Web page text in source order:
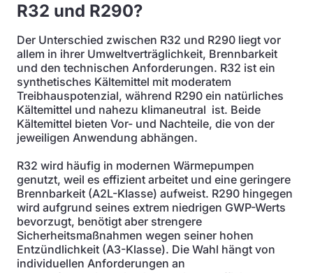
R32 und R290?
Der Unterschied zwischen R32 und R290 liegt vor
allem in ihrer Umweltverträglichkeit, Brennbarkeit
und den technischen Anforderungen. R32 ist ein
synthetisches Kältemittel mit moderatem
Treibhauspotenzial, während R290 ein natürliches
Kältemittel und nahezu klimaneutral ist. Beide
Kältemittel bieten Vor- und Nachteile, die von der
jeweiligen Anwendung abhängen.
R32 wird häufig in modernen Wärmepumpen
genutzt, weil es effizient arbeitet und eine geringere
Brennbarkeit (A2L-Klasse) aufweist. R290 hingegen
wird aufgrund seines extrem niedrigen GWP-Werts
bevorzugt, benötigt aber strengere
Sicherheitsmaßnahmen wegen seiner hohen
Entzündlichkeit (A3-Klasse). Die Wahl hängt von
individuellen Anforderungen an